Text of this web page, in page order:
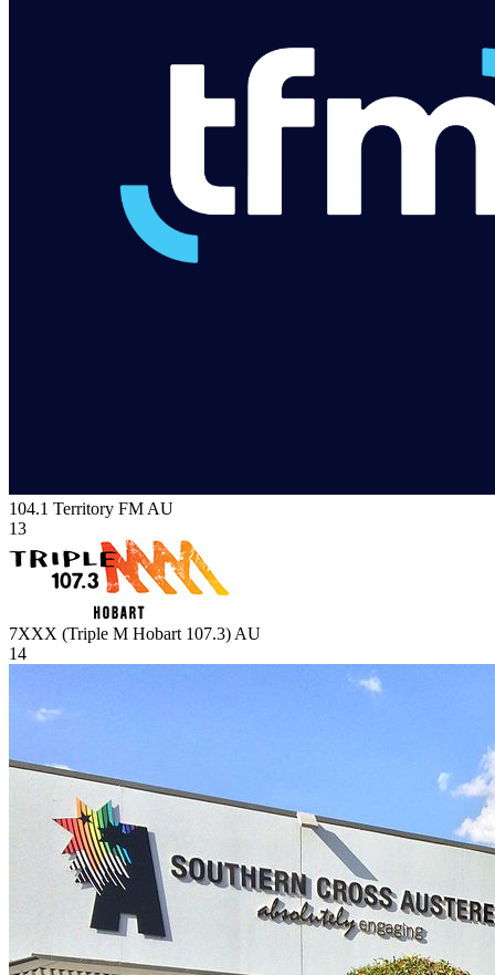
104.1 Territory FM AU
13
7XXX (Triple M Hobart 107.3) AU
14